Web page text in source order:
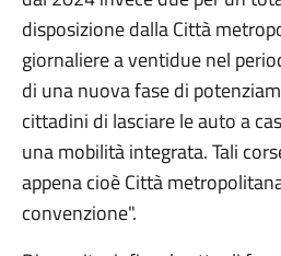
disposizione dalla Città
giornaliere a ventidue nel
di una nuova fase di
cittadini di lasciare le auto a
una mobilità integrata. Tali
appena cioè Città
convenzione".